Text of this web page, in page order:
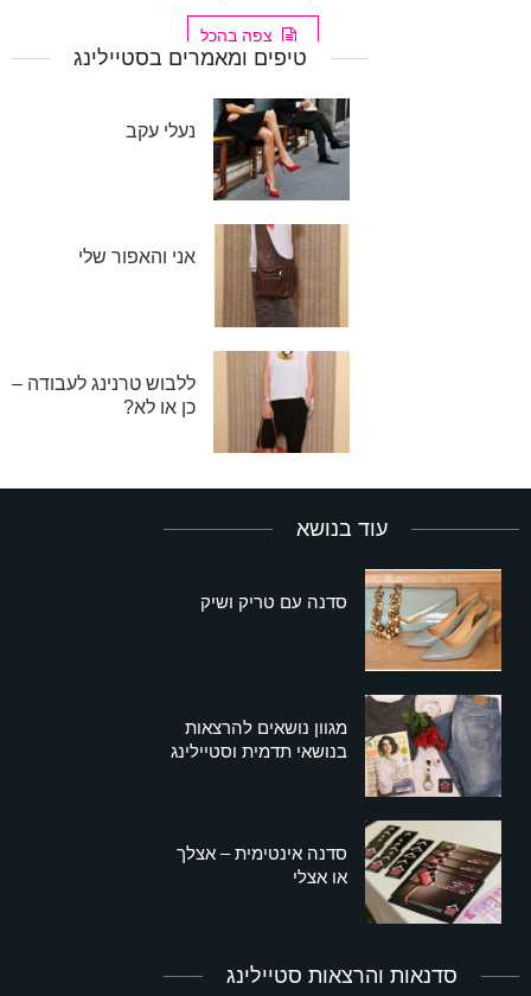
צפה בהכל
טיפים ומאמרים בסטיילינג
נעלי עקב
אני והאפור שלי
ללבוש טרנינג לעבודה –
כן או לא?
עוד בנושא
סדנה עם טריק ושיק
מגוון נושאים להרצאות
בנושאי תדמית וסטיילינג
סדנה אינטימית – אצלך
או אצלי
סדנאות והרצאות סטיילינג